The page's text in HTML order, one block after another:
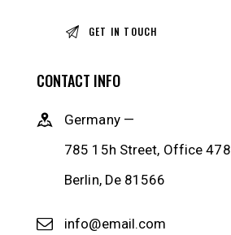
CONTACT INFO
Germany —
785 15h Street, Office 478
Berlin, De 81566
info@email.com